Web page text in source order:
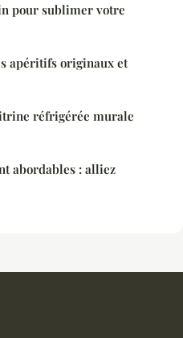
pour sublimer votre
apéritifs originaux et
réfrigérée murale
abordables : alliez